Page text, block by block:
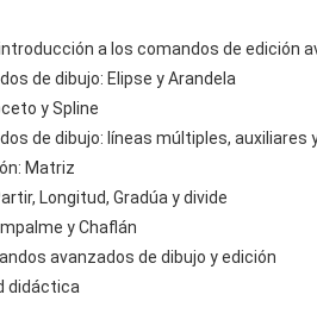
a los comandos de edición
de dibujo: Elipse y Arandela
y Spline
de dibujo: líneas múltiples, auxiliares
Matriz
Longitud, Gradúa y divide
y Chaflán
avanzados de dibujo y edición
didáctica